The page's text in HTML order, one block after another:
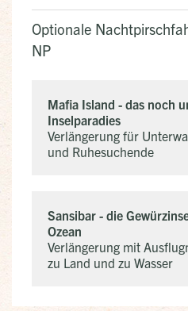
Optionale
NP
Mafia Island - das noch
Inselparadies
Verlängerung für
und Ruhesuchende
Sansibar - die
Ozean
Verlängerung mit
zu Land und zu Wasser